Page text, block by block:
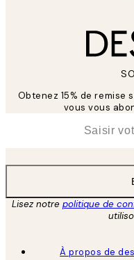
Obtenez 15% de remise
vous vous
Lisez notre politique de
À propos de